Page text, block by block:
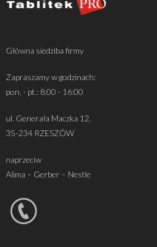
Główna siedziba firmy
Zapraszamy w godzinach:
pon. - pt.: 8:00 - 16:00
ul. Generała Maczka 12,
35-234 RZESZÓW
naprzeciw
Alima – Gerber – Nestle